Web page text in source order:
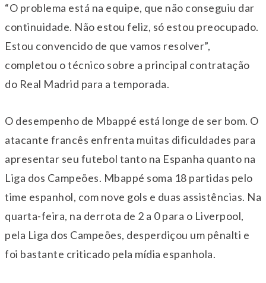
“O problema está na equipe, que não conseguiu dar
continuidade. Não estou feliz, só estou preocupado.
Estou convencido de que vamos resolver”,
completou o técnico sobre a principal contratação
do Real Madrid para a temporada.
O desempenho de Mbappé está longe de ser bom. O
atacante francês enfrenta muitas dificuldades para
apresentar seu futebol tanto na Espanha quanto na
Liga dos Campeões. Mbappé soma 18 partidas pelo
time espanhol, com nove gols e duas assistências. Na
quarta-feira, na derrota de 2 a 0 para o Liverpool,
pela Liga dos Campeões, desperdiçou um pênalti e
foi bastante criticado pela mídia espanhola.